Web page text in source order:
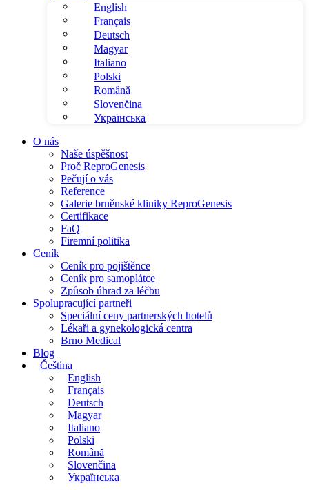
English
Français
Deutsch
Magyar
Italiano
Polski
Română
Slovenčina
Українська
O nás
Naše úspěšnost
Proč ReproGenesis
Pečují o vás
Reference
Galerie brněnské kliniky ReproGenesis
Certifikace
FaQ
Firemní politika
Ceník
Ceník pro pojištěnce
Ceník pro samoplátce
Způsob úhrad za léčbu
Spolupracující partneři
Speciální ceny partnerských hotelů
Lékaři a gynekologická centra
Brno Medical
Blog
Čeština
English
Français
Deutsch
Magyar
Italiano
Polski
Română
Slovenčina
Українська